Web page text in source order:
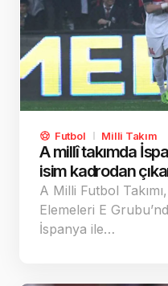
Futbol Milli Takım
A millî takımda
isim kadrodan
A Milli Futbol
Elemeleri E
İspanya ile…